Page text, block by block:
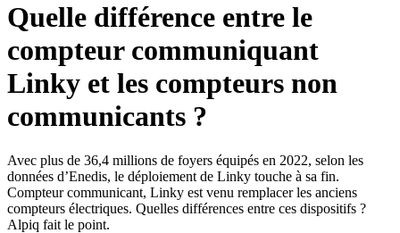
Quelle différence entre le
compteur communiquant
Linky et les compteurs non
communicants ?
Avec plus de 36,4 millions de foyers équipés en 2022, selon les
données d’Enedis, le déploiement de Linky touche à sa fin.
Compteur communicant, Linky est venu remplacer les anciens
compteurs électriques. Quelles différences entre ces dispositifs ?
Alpiq fait le point.